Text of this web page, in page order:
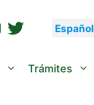
Español
Trámites